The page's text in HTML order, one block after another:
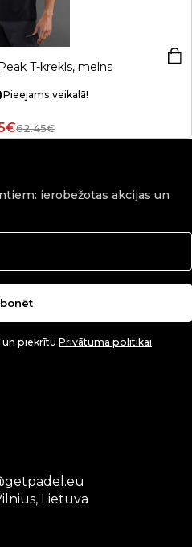
T-krekls, melns
Pieejams veikalā!
62.45€
ierobežotas akcijas un
un piekrītu Privātuma politikai
Lietuva